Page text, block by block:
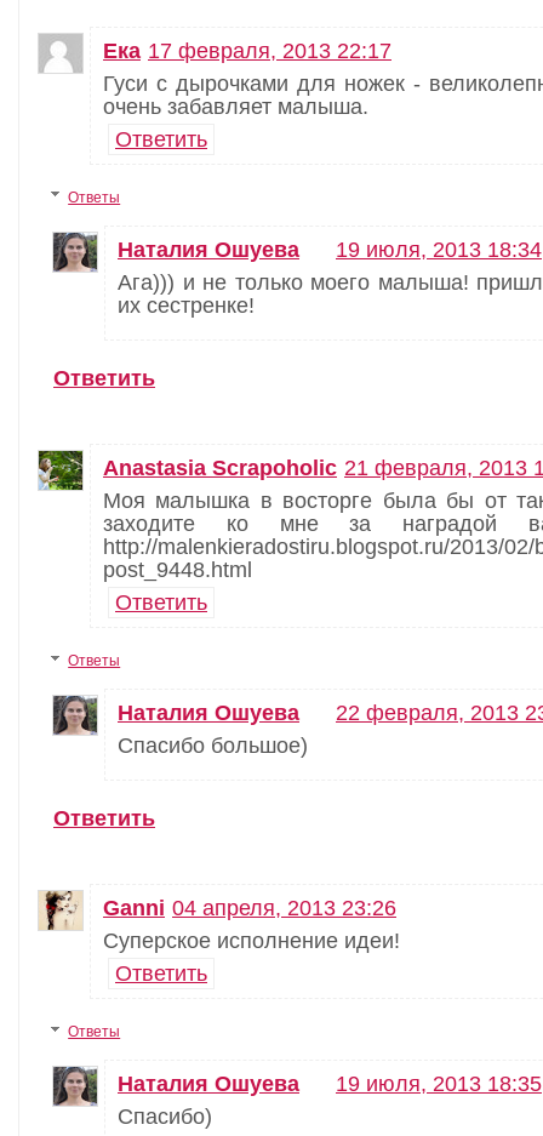
Ека 17 февраля, 2013 22:17
Гуси с дырочками для ножек -
очень забавляет малыша.
Ответить
Ответы
Наталия Ошуева
19 июля, 2013 18:34
Ага))) и не только моего малыша!
их сестренке!
Ответить
Anastasia Scrapoholic 21 февраля, 2013
Моя малышка в восторге была бы от
заходите ко мне за наградой
http://malenkieradostiru.blogspot.ru/2013/02/
post_9448.html
Ответить
Ответы
Наталия Ошуева
22 февраля, 2013
Спасибо большое)
Ответить
Ganni 04 апреля, 2013 23:26
Суперское исполнение идеи!
Ответить
Ответы
Наталия Ошуева
19 июля, 2013 18:35
Спасибо)